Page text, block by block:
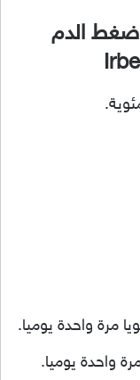
ضغط الدم